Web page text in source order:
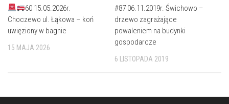
60 15.05.2026r.
Choczewo ul. Łąkowa – koń
uwięziony w bagnie
15 MAJA 2026
#87 06.11.2019r. Świchowo –
drzewo zagrażające
powaleniem na budynki
gospodarcze
6 LISTOPADA 2019